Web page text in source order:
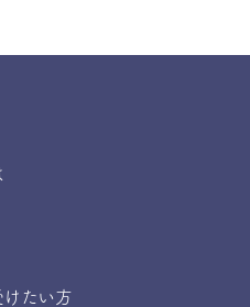
けたい方